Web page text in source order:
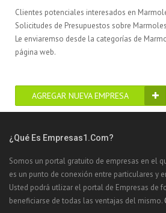
Clientes potenciales interesados en
Solicitudes de Presupuestos sobre Marmoles
Le enviaremso desde la categorías de
página web.
AGREGAR NUEVA EMPRESA
¿Qué Es Empresas1.com?
Somos un portal gratuito de empresas en el
es un punto de conexión entre particulares y
Usted podrá utlizar el portal de Empresas de
beneficiarse de todas las ventajas del mismo.